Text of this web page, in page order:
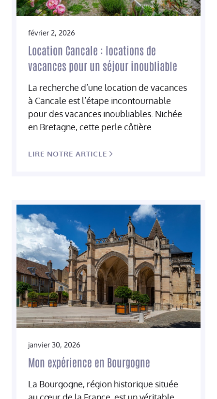
février 2, 2026
Location Cancale : locations de
vacances pour un séjour inoubliable
La recherche d’une location de vacances
à Cancale est l’étape incontournable
pour des vacances inoubliables. Nichée
en Bretagne, cette perle côtière...
LIRE NOTRE ARTICLE
janvier 30, 2026
Mon expérience en Bourgogne
La Bourgogne, région historique située